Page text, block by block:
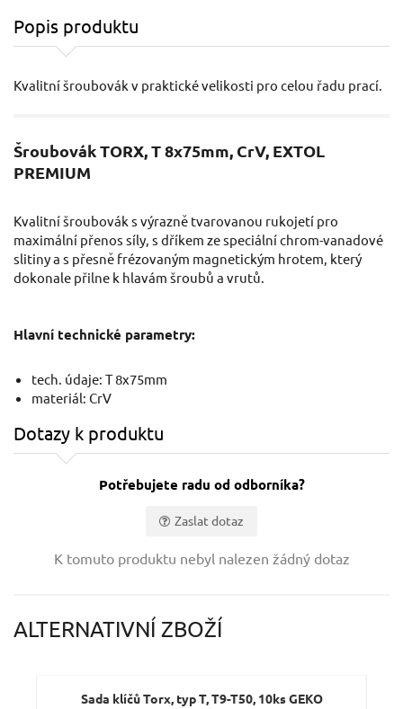
Popis produktu
Kvalitní šroubovák v praktické velikosti pro celou řadu prací.
Šroubovák TORX, T 8x75mm, CrV, EXTOL
PREMIUM
Kvalitní šroubovák s výrazně tvarovanou rukojetí pro
maximální přenos síly, s dříkem ze speciální chrom-vanadové
slitiny a s přesně frézovaným magnetickým hrotem, který
dokonale přilne k hlavám šroubů a vrutů.
Hlavní technické parametry:
tech. údaje: T 8x75mm
materiál: CrV
Dotazy k produktu
Potřebujete radu od odborníka?
Zaslat dotaz
K tomuto produktu nebyl nalezen žádný dotaz
ALTERNATIVNÍ ZBOŽÍ
Sada klíčů Torx, typ T, T9-T50, 10ks GEKO